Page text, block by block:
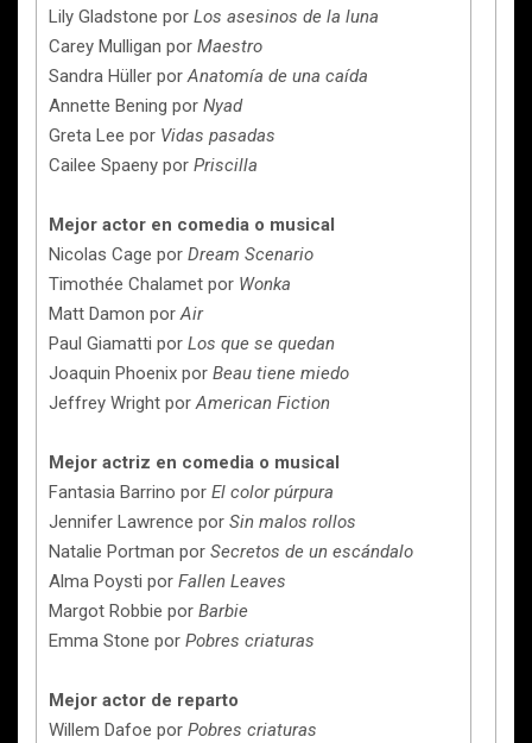
Lily Gladstone por Los asesinos de la luna
Carey Mulligan por Maestro
Sandra Hüller porAnatomía de una caída
Annette Bening por Nyad
Greta Lee por Vidas pasadas
Cailee Spaeny por Priscilla
Mejor actor en comedia o musical
Nicolas Cage por Dream Scenario
Timothée Chalamet por Wonka
Matt Damon porAir
Paul Giamatti por Los que se quedan
Joaquin Phoenix por Beau tiene miedo
Jeffrey Wright porAmerican Fiction
Mejor actriz en comedia o musical
Fantasia Barrino por El color púrpura
Jennifer Lawrence por Sin malos rollos
Natalie Portman por Secretos de un escándalo
Alma Poysti por Fallen Leaves
Margot Robbie por Barbie
Emma Stone por Pobres criaturas
Mejor actor de reparto
Willem Dafoe por Pobres criaturas